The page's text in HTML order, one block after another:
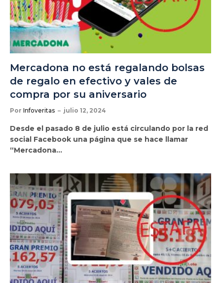
Mercadona no está regalando bolsas
de regalo en efectivo y vales de
compra por su aniversario
Por Infoveritas julio 12, 2024
Desde el pasado 8 de julio está circulando por la red
social Facebook una página que se hace llamar
“Mercadona…